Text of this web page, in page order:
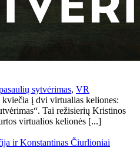
sytvėrimas, VR
į dvi virtualias keliones:
Tai režisierių Kristinos
virtualios kelionės [...]
ir Konstantinas Čiurlioniai